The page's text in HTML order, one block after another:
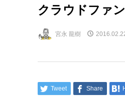
クラウドファ
宮永 龍樹
Tweet Share